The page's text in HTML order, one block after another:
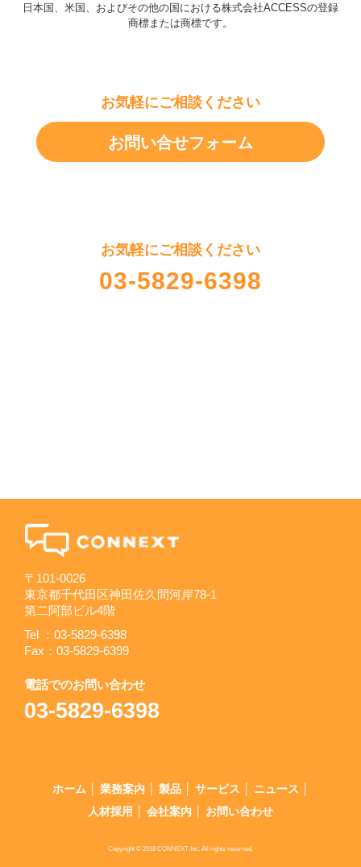
日本国、米国、およびその他の国における株式会社ACCESSの登録
商標または商標です。
お気軽にご相談ください
お問い合せフォーム
お気軽にご相談ください
03-5829-6398
〒101-0026
東京都千代田区神田佐久間河岸78-1
第二阿部ビル4階
Tel ： 03-5829-6398
Fax：03-5829-6399
電話でのお問い合わせ
03-5829-6398
ホーム 業務案内│ 製品│ サービス ニュース
人材採用
会社案内 お問い合わせ
Copyright © 2018 CONNEXT Inc. All rights reserved.